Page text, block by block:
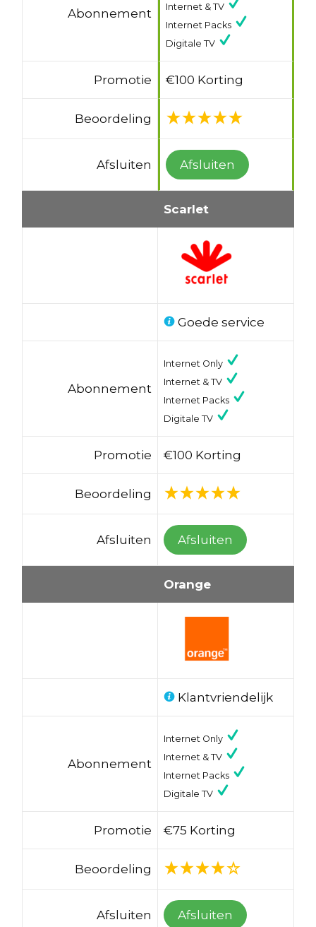
Abonnement
Internet & TV
Internet Packs
Digitale TV
Promotie €100 Korting
Beoordeling
Afsluiten Afsluiten
Scarlet
Goede service
Abonnement
Internet Only
Internet & TV
Internet Packs
Digitale TV
Promotie €100 Korting
Beoordeling
Afsluiten Afsluiten
Orange
Klantvriendelijk
Abonnement
Internet Only
Internet & TV
Internet Packs
Digitale TV
Promotie €75 Korting
Beoordeling
Afsluiten Afsluiten